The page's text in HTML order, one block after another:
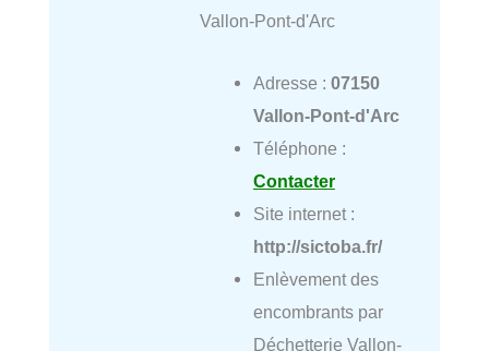
Vallon-Pont-d'Arc
Adresse : 07150
Vallon-Pont-d'Arc
Téléphone :
Contacter
Site internet :
http://sictoba.fr/
Enlèvement des
encombrants par
Déchetterie Vallon-